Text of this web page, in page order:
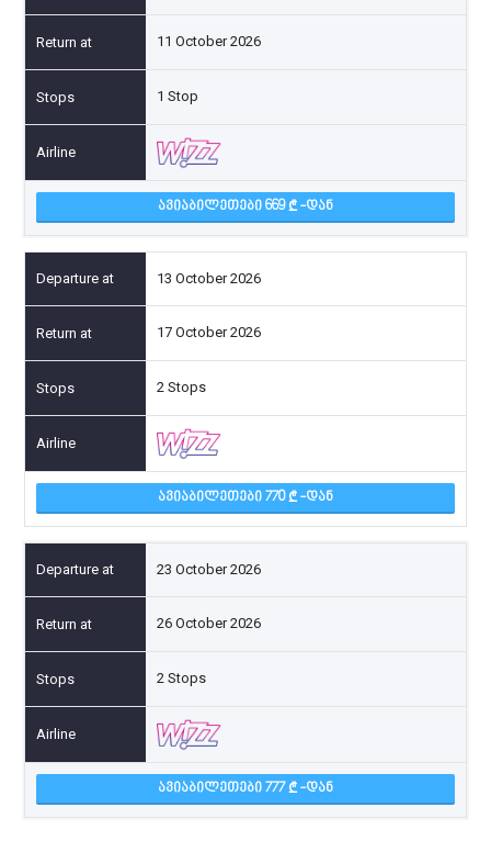
11 October 2026
1 Stop
ᲐᲕᲘᲐᲑᲘᲚᲔᲗᲔᲑᲘ 669 -ᲓᲐᲜ
13 October 2026
17 October 2026
2 Stops
ᲐᲕᲘᲐᲑᲘᲚᲔᲗᲔᲑᲘ 770 -ᲓᲐᲜ
23 October 2026
26 October 2026
2 Stops
ᲐᲕᲘᲐᲑᲘᲚᲔᲗᲔᲑᲘ 777 -ᲓᲐᲜ